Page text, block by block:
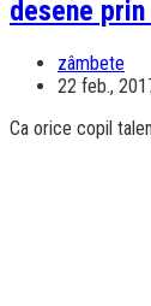
desene prin
zâmbete
22 feb.,
Ca orice copil